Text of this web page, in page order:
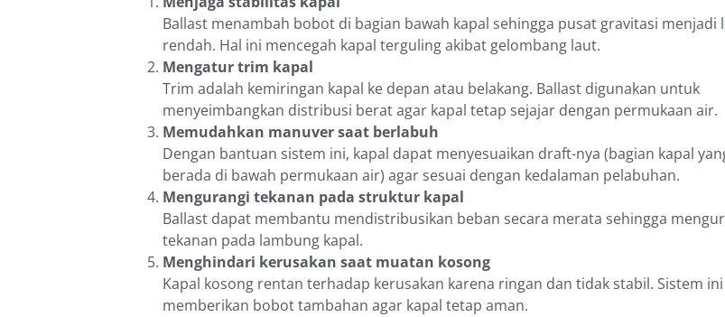
Ballast menambah bobot di bagian bawah kapal sehingga pusat gravitasi menjadi
rendah. Hal ini mencegah kapal terguling akibat gelombang laut.
Mengatur trim kapal
Trim adalah kemiringan kapal ke depan atau belakang. Ballast digunakan untuk
menyeimbangkan distribusi berat agar kapal tetap sejajar dengan permukaan air.
Memudahkan manuver saat berlabuh
Dengan bantuan sistem ini, kapal dapat menyesuaikan draft-nya (bagian kapal
berada di bawah permukaan air) agar sesuai dengan kedalaman pelabuhan.
Mengurangi tekanan pada struktur kapal
Ballast dapat membantu mendistribusikan beban secara merata sehingga
tekanan pada lambung kapal.
Menghindari kerusakan saat muatan kosong
Kapal kosong rentan terhadap kerusakan karena ringan dan tidak stabil. Sistem ini
memberikan bobot tambahan agar kapal tetap aman.